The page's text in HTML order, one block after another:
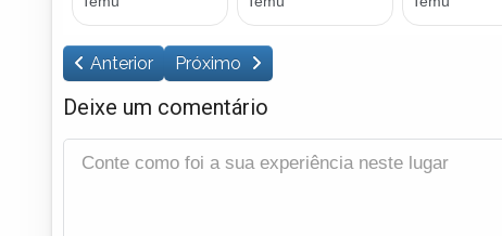
Anterior Próximo
Deixe um comentário